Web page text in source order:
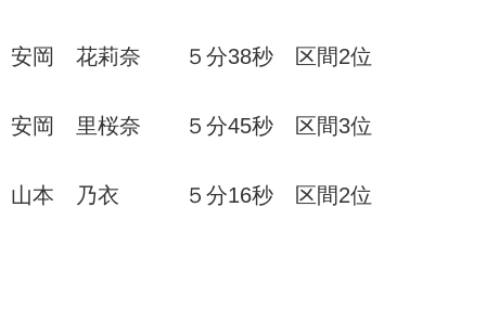
安岡 花莉奈 ５分38秒 区間2位
安岡 里桜奈 ５分45秒 区間3位
山本 乃衣 ５分16秒 区間2位